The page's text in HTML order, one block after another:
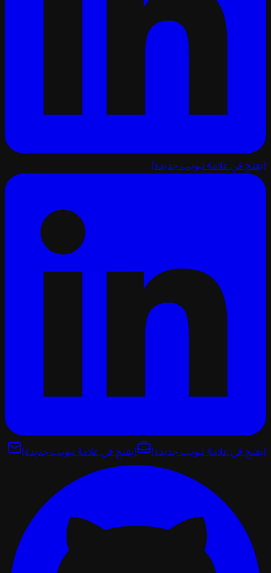
في علامة تبويب جديدة)
في علامة تبويب جديدة) (يفتح في علامة تبويب جديدة)